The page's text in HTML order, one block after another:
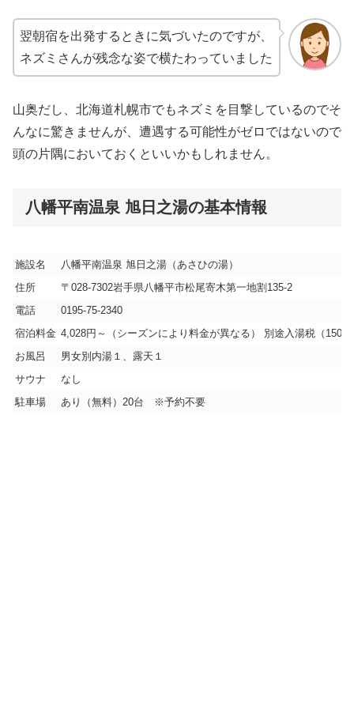
翌朝宿を出発するときに気づいたのですが、
ネズミさんが残念な姿で横たわっていました
山奥だし、北海道札幌市でもネズミを目撃しているのでそ
んなに驚きませんが、遭遇する可能性がゼロではないので
頭の片隅においておくといいかもしれません。
八幡平南温泉 旭日之湯の基本情報
施設名
八幡平南温泉 旭日之湯（あさひの湯）
住所
〒028-7302岩手県八幡平市松尾寄木第一地割135-2
電話
0195-75-2340
宿泊料金 4,028円～（シーズンにより料金が異なる） 別途入湯税（150
お風呂
男女別内湯１、露天１
サウナ
なし
駐車場
あり（無料）20台 ※予約不要